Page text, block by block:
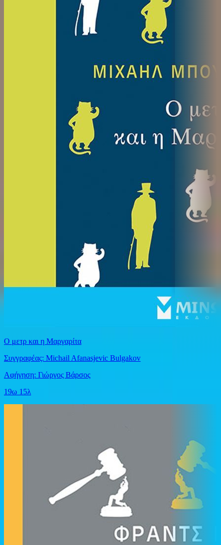
Ο μετρ και η Μαργαρίτα
Συγγραφέας: Michail Afanasjevic Bulgakov
Αφήγηση: Γιώργος Βάρσος
19ω 15λ